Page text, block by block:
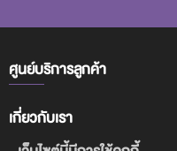
ศูนย์บริการลูกค้า
เกี่ยวกับเรา